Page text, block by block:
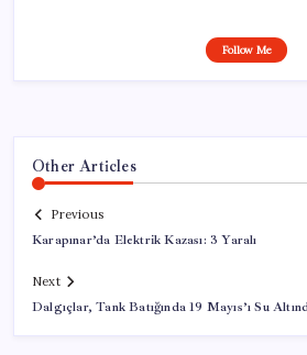
Follow Me
Other Articles
Previous
Karapınar’da Elektrik Kazası: 3 Yaralı
Next
Dalgıçlar, Tank Batığında 19 Mayıs’ı Su